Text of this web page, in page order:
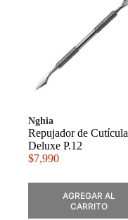
Nghia
Repujador de Cutícula
Deluxe P.12
$7,990
AGREGAR AL
CARRITO